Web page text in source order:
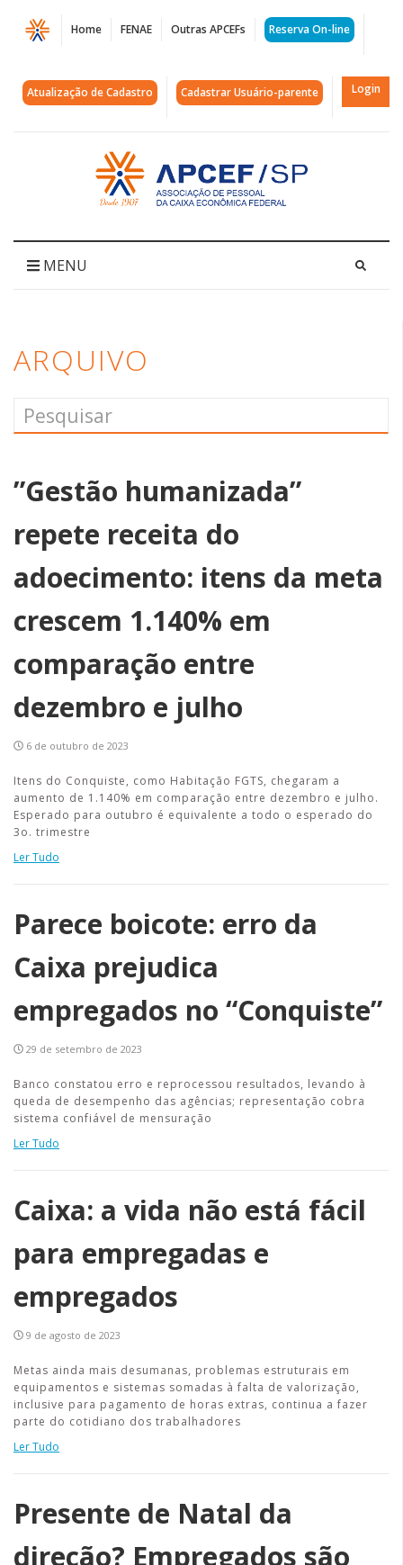
Página
Arquivos
conquiste
APCEF/SP
Home FENAE Outras APCEFs Reserva On-line
Atualização de Cadastro Cadastrar Usuário-parente Login
Acessar
página
inicial
MENU
ARQUIVO
”Gestão humanizada”
repete receita do
adoecimento: itens da meta
crescem 1.140% em
comparação entre
dezembro e julho
6 de outubro de 2023
Itens do Conquiste, como Habitação FGTS, chegaram a
aumento de 1.140% em comparação entre dezembro e julho.
Esperado para outubro é equivalente a todo o esperado do
3o. trimestre
Ler Tudo
Parece boicote: erro da
Caixa prejudica
empregados no “Conquiste”
29 de setembro de 2023
Banco constatou erro e reprocessou resultados, levando à
queda de desempenho das agências; representação cobra
sistema confiável de mensuração
Ler Tudo
Caixa: a vida não está fácil
para empregadas e
empregados
9 de agosto de 2023
Metas ainda mais desumanas, problemas estruturais em
equipamentos e sistemas somadas à falta de valorização,
inclusive para pagamento de horas extras, continua a fazer
parte do cotidiano dos trabalhadores
Ler Tudo
Presente de Natal da
direção? Empregados são